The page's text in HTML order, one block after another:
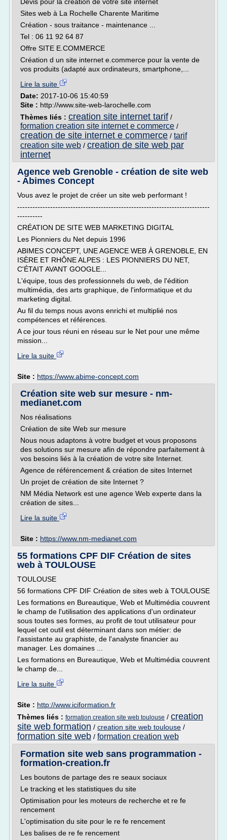
Sites web à La Rochelle Charente Maritime
Création - sous traitance - maintenance ...
Tel : 06 11 92 64 87
Offre SITE E.COMMERCE
Création d un site internet e.commerce pour la vente de
vos produits (adapté aux ordinateurs, smartphone,...
Lire la suite
Date: 2017-10-06 15:40:59
Site : http://www.site-web-larochelle.com
Thèmes liés : creation site internet tarif /
formation creation site internet e commerce /
creation de site internet e commerce / tarif
creation site web / creation de site web par
internet
Agence web Grenoble - création de site web
- Abimes Concept
Vous avez le projet de créer un site web performant !
----------------------------------------------------------------------------
----------
CRÉATION DE SITE WEB MARKETING DIGITAL
Les Pionniers du Net depuis 1996
ABIMES CONCEPT, UNE AGENCE WEB À GRENOBLE, EN
ISÈRE ET RHÔNE ALPES : LES PIONNIERS DU NET,
C'ÉTAIT AVANT GOOGLE...
L'équipe, tous des professionnels du web, de l'édition
multimédia, des arts graphique, de l'informatique et du
marketing digital.
Au fil du temps nous avons enrichi et multiplié nos
compétences et références.
A ce jour tous réuni en réseau sur le Net pour une même
mission...
Lire la suite
Site : https://www.abime-concept.com
Création site web sur mesure - nm-
medianet.com
Nos réalisations
Création de site Web sur mesure
Nous nous adaptons à votre budget et vous proposons
des solutions sur mesure afin de répondre parfaitement à
vos besoins liés à la création de votre site Internet.
Agence de référencement & création de sites Internet
Un projet de création de site Internet ?
NM Média Network est une agence Web experte dans la
création de sites...
Lire la suite
Site : https://www.nm-medianet.com
55 formations CPF DIF Création de sites
web à TOULOUSE
TOULOUSE
56 formations CPF DIF Création de sites web à TOULOUSE
Les formations en Bureautique, Web et Multimédia couvrent
le champ de l'utilisation des applications d'un ordinateur
sous toutes ses formes, au profit de tout utilisateur pour
lequel cet outil est déterminant dans son métier: de
l'assistante au graphiste, de l'analyste financier au
manager. Les domaines ...
Les formations en Bureautique, Web et Multimédia couvrent
le champ de...
Lire la suite
Site : http://www.iciformation.fr
Thèmes liés : formation creation site web toulouse / creation
site web formation / creation site web toulouse /
formation site web / formation creation web
Formation site web sans programmation -
formation-creation.fr
Les boutons de partage des re seaux sociaux
Le tracking et les statistiques du site
Optimisation pour les moteurs de recherche et re fe
rencement
L'optimisation du site pour le re fe rencement
Les balises de re fe rencement